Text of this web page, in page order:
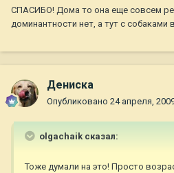
СПАСИБО! Дома то она еще совсем
доминантности нет, а тут с собаками
Дениска
Опубликовано 24 апреля,
olgachaik сказал:
Тоже думали на это! Просто